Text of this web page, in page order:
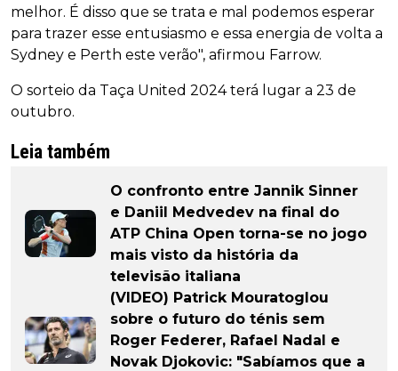
melhor. É disso que se trata e mal podemos esperar
para trazer esse entusiasmo e essa energia de volta a
Sydney e Perth este verão", afirmou Farrow.
O sorteio da Taça United 2024 terá lugar a 23 de
outubro.
Leia também
O confronto entre Jannik Sinner
e Daniil Medvedev na final do
ATP China Open torna-se no jogo
mais visto da história da
televisão italiana
(VIDEO) Patrick Mouratoglou
sobre o futuro do ténis sem
Roger Federer, Rafael Nadal e
Novak Djokovic: "Sabíamos que a